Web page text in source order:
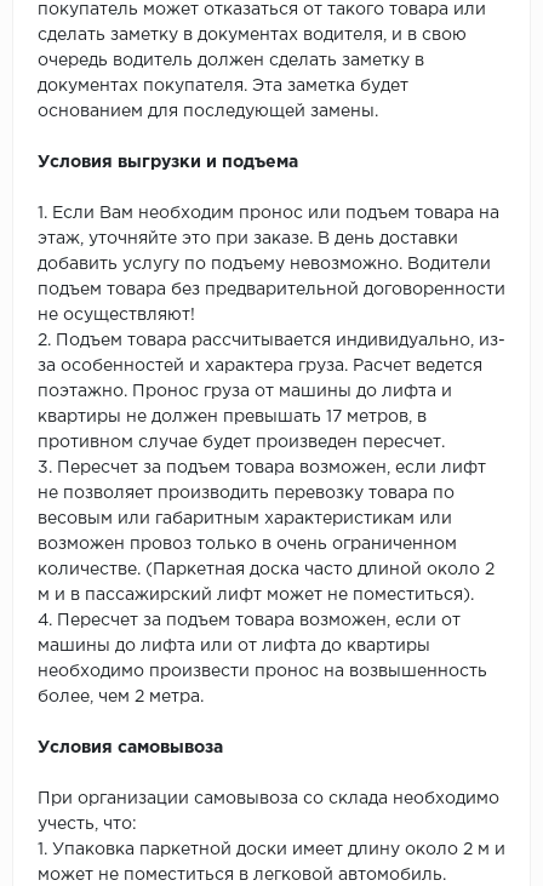
покупатель может отказаться от такого товара или
сделать заметку в документах водителя, и в свою
очередь водитель должен сделать заметку в
документах покупателя. Эта заметка будет
основанием для последующей замены.
Условия выгрузки и подъема
1. Если Вам необходим пронос или подъем товара на
этаж, уточняйте это при заказе. В день доставки
добавить услугу по подъему невозможно. Водители
подъем товара без предварительной договоренности
не осуществляют!
2. Подъем товара рассчитывается индивидуально, из-
за особенностей и характера груза. Расчет ведется
поэтажно. Пронос груза от машины до лифта и
квартиры не должен превышать 17 метров, в
противном случае будет произведен пересчет.
3. Пересчет за подъем товара возможен, если лифт
не позволяет производить перевозку товара по
весовым или габаритным характеристикам или
возможен провоз только в очень ограниченном
количестве. (Паркетная доска часто длиной около 2
м и в пассажирский лифт может не поместиться).
4. Пересчет за подъем товара возможен, если от
машины до лифта или от лифта до квартиры
необходимо произвести пронос на возвышенность
более, чем 2 метра.
Условия самовывоза
При организации самовывоза со склада необходимо
учесть, что:
1. Упаковка паркетной доски имеет длину около 2 м и
может не поместиться в легковой автомобиль.